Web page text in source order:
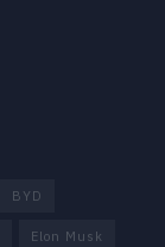
BYD
Elon Musk